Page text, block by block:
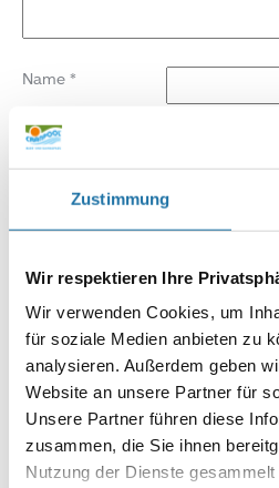
Zustimmung
Wir respektieren Ihre
Wir verwenden Cookies, um
für soziale Medien anbieten zu
analysieren. Außerdem geben
Website an unsere Partner für
Unsere Partner führen diese
zusammen, die Sie ihnen
Nutzung der Dienste
Name *
E-Mail-Adresse
Website